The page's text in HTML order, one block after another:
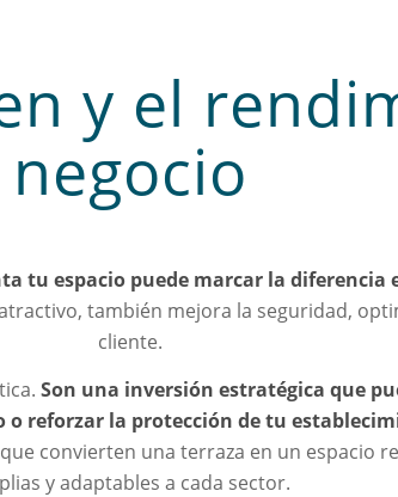
y el
negocio
tu espacio puede marcar la
también mejora la seguridad,
cliente.
Son una inversión estratégica que
reforzar la protección de tu
convierten una terraza en un espacio
y adaptables a cada sector.